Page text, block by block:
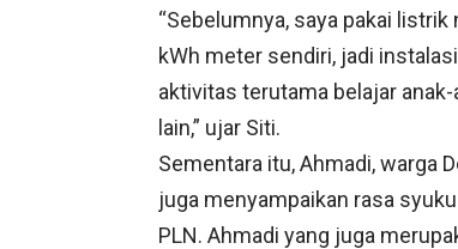
“Sebelumnya, saya pakai
kWh meter sendiri, jadi
aktivitas terutama belajar
lain,” ujar Siti.
Sementara itu, Ahmadi, warga
juga menyampaikan rasa
PLN. Ahmadi yang juga